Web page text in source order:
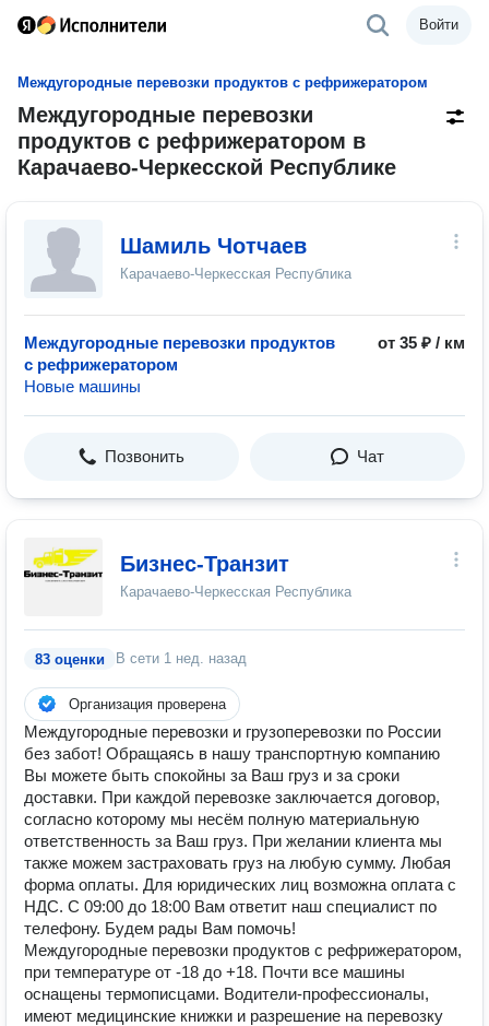
Войти
Междугородные перевозки продуктов с рефрижератором
Междугородные перевозки
продуктов с рефрижератором в
Карачаево-Черкесской Республике
Шамиль Чотчаев
Карачаево-Черкесская Республика
Междугородные перевозки продуктов
с рефрижератором
от 35 ₽ / км
Новые машины
Позвонить Чат
Бизнес-Транзит
Карачаево-Черкесская Республика
83 оценки В сети 1 нед. назад
Организация проверена
Междугородные перевозки и грузоперевозки по России
без забот! Обращаясь в нашу транспортную компанию
Вы можете быть спокойны за Ваш груз и за сроки
доставки. При каждой перевозке заключается договор,
согласно которому мы несём полную материальную
ответственность за Ваш груз. При желании клиента мы
также можем застраховать груз на любую сумму. Любая
форма оплаты. Для юридических лиц возможна оплата с
НДС. С 09:00 до 18:00 Вам ответит наш специалист по
телефону. Будем рады Вам помочь!
Междугородные перевозки продуктов с рефрижератором,
при температуре от -18 до +18. Почти все машины
оснащены термописцами. Водители-профессионалы,
имеют медицинские книжки и разрешение на перевозку